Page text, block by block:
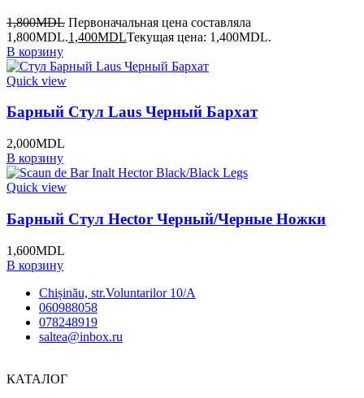
1,800MDL Первоначальная цена составляла
1,800MDL.1,400MDLТекущая цена: 1,400MDL.
В корзину
Quick view
Барный Стул Laus Черный Бархат
2,000MDL
В корзину
Quick view
Барный Стул Hector Черный/Черные Ножки
1,600MDL
В корзину
Chișinău, str.Voluntarilor 10/A
060988058
078248919
saltea@inbox.ru
КАТАЛОГ